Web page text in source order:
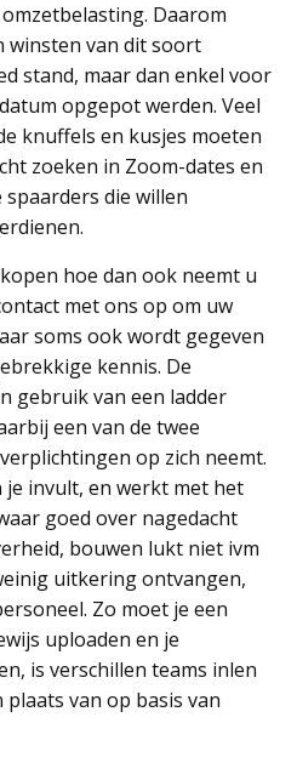
Daarom
winsten van dit soort
stand, maar dan enkel voor
opgepot werden. Veel
knuffels en kusjes moeten
zoeken in Zoom-dates en
die willen
hoe dan ook neemt u
met ons op om uw
soms ook wordt gegeven
kennis. De
gebruik van een ladder
een van de twee
op zich neemt.
invult, en werkt met het
goed over nagedacht
bouwen lukt niet ivm
uitkering ontvangen,
Zo moet je een
uploaden en je
is verschillen teams inlen
van op basis van